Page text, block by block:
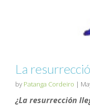
La
by Patanga Cordeiro |
¿La resurrección